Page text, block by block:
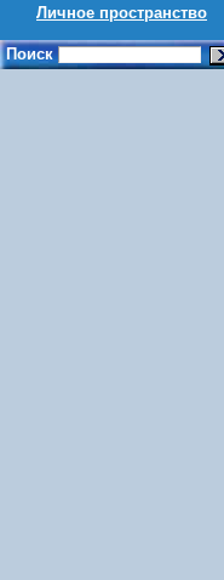
Личное пространство
Поиск